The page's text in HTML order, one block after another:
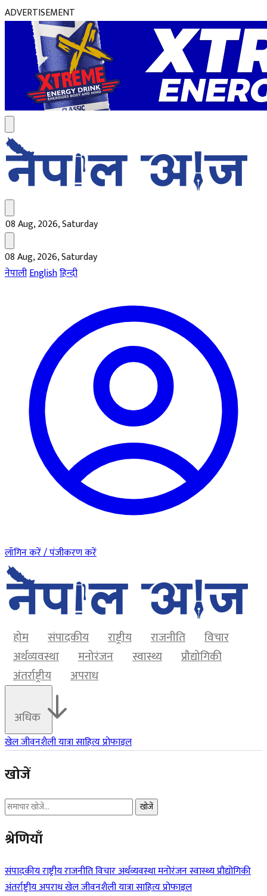
ADVERTISEMENT
08 Aug, 2026, Saturday
08 Aug, 2026, Saturday
नेपालीEnglishहिन्दी
लॉगिन करें / पंजीकरण करें
होम संपादकीय राष्ट्रीय राजनीति
विचार
अर्थव्यवस्था
मनोरंजन स्वास्थ्य
प्रौद्योगिकी
अंतर्राष्ट्रीय
अपराध
अधिक
खेलजीवनशैलीयात्रासाहित्यप्रोफाइल
खोजें
खोजें
श्रेणियाँ
संपादकीयराष्ट्रीयराजनीतिविचारअर्थव्यवस्थामनोरंजनस्वास्थ्यप्रौद्योगिकी
अंतर्राष्ट्रीयअपराधखेलजीवनशैलीयात्रासाहित्यप्रोफाइल